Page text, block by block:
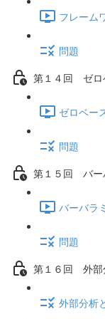
フレーム
問題
第１４回 ゼロ
ゼロベー
問題
第１５回 バー
バーバラ
問題
第１６回 外部
外部分析